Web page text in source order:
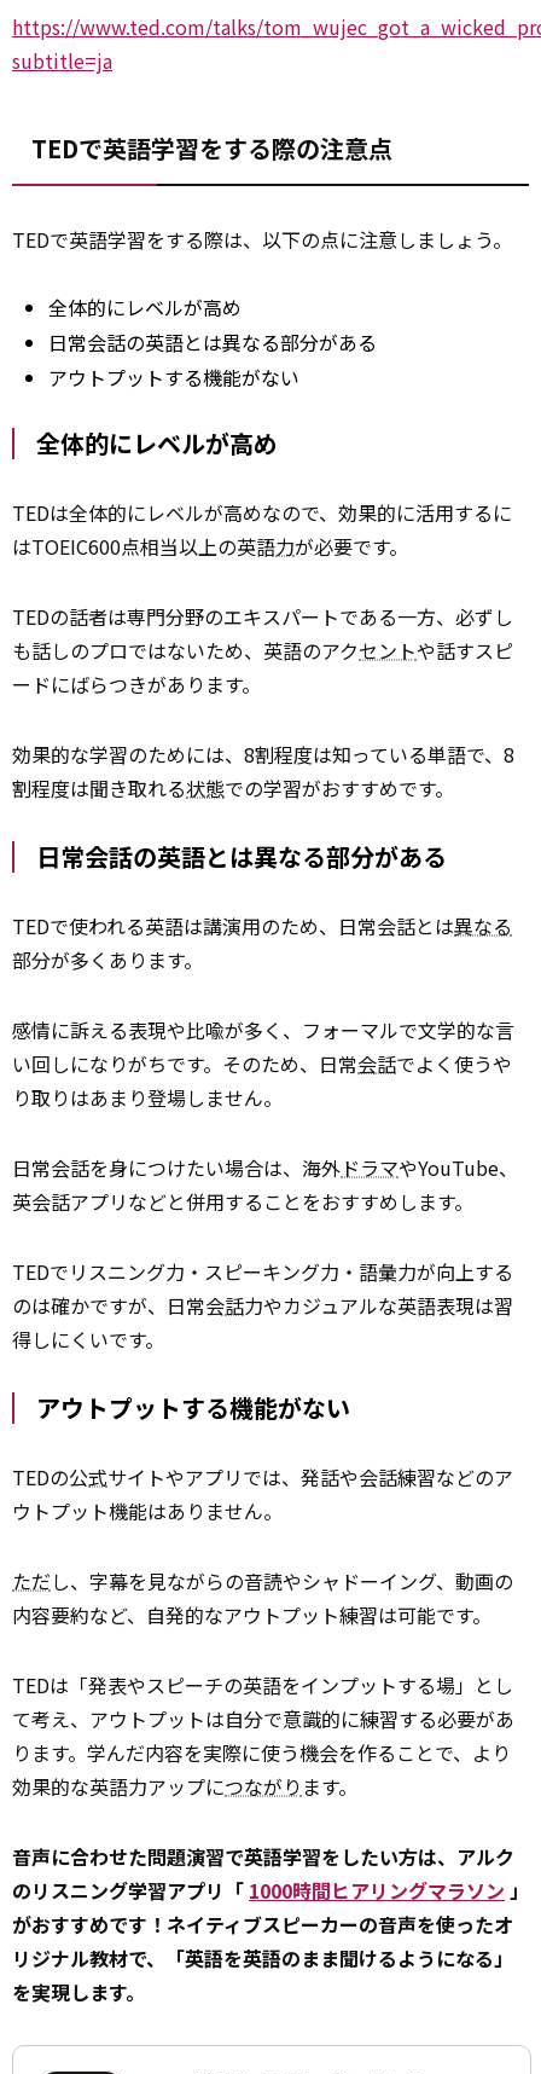
https://www.ted.com/talks/
subtitle=ja
TEDで英語学習をする際の注意点
TEDで英語学習をする際は、以下の点に注意しましょう。
全体的にレベルが高め
日常会話の英語とは異なる部分がある
アウトプットする機能がない
全体的にレベルが高め
TEDは全体的にレベルが高めなので、効果的に活用するに
はTOEIC600点相当以上の英語力が必要です。
TEDの話者は専門分野のエキスパートである一方、必ずし
も話しのプロではないため、英語のアクセントや話すスピ
ードにばらつきがあります。
効果的な学習のためには、8割程度は知っている単語で、8
割程度は聞き取れる状態での学習がおすすめです。
日常会話の英語とは異なる部分がある
TEDで使われる英語は講演用のため、日常会話とは異なる
部分が多くあります。
感情に訴える表現や比喩が多く、フォーマルで文学的な言
い回しになりがちです。そのため、日常会話でよく使うや
り取りはあまり登場しません。
日常会話を身につけたい場合は、海外ドラマやYouTube、
英会話アプリなどと併用することをおすすめします。
TEDでリスニング力・スピーキング力・語彙力が向上する
のは確かですが、日常会話力やカジュアルな英語表現は習
得しにくいです。
アウトプットする機能がない
TEDの公式サイトやアプリでは、発話や会話練習などのア
ウトプット機能はありません。
ただし、字幕を見ながらの音読やシャドーイング、動画の
内容要約など、自発的なアウトプット練習は可能です。
TEDは「発表やスピーチの英語をインプットする場」とし
て考え、アウトプットは自分で意識的に練習する必要があ
ります。学んだ内容を実際に使う機会を作ることで、より
効果的な英語力アップにつながり ます。
音声に合わせた問題演習で英語学習をしたい方は、アルク
のリスニング学習アプリ「 1000時間ヒアリングマラソン 」
がおすすめです！ネイティブスピーカーの音声を使ったオ
リジナル教材で、「英語を英語のまま聞けるようになる」
を実現します。